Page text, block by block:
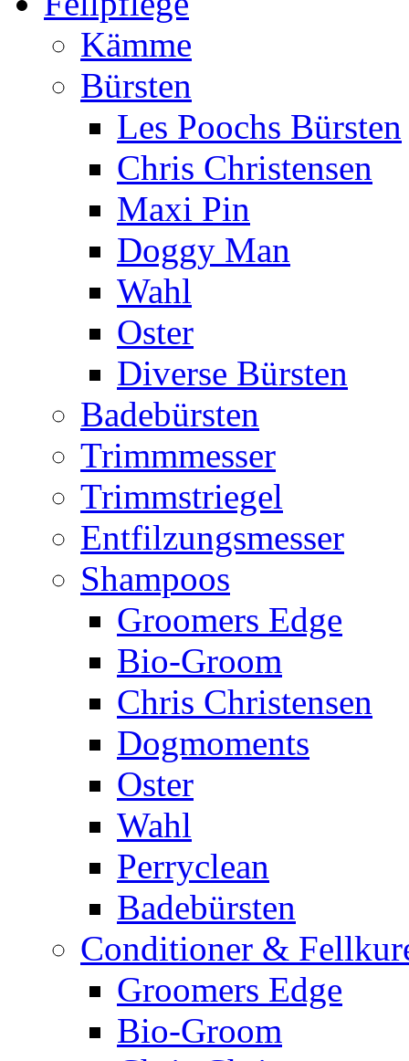
Kämme
Bürsten
Les Poochs Bürsten
Chris Christensen
Maxi Pin
Doggy Man
Wahl
Oster
Diverse Bürsten
Badebürsten
Trimmmesser
Trimmstriegel
Entfilzungsmesser
Shampoos
Groomers Edge
Bio-Groom
Chris Christensen
Dogmoments
Oster
Wahl
Perryclean
Badebürsten
Conditioner &
Groomers Edge
Bio-Groom